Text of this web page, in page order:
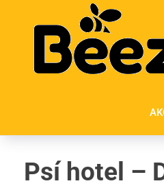
Psí hotel –